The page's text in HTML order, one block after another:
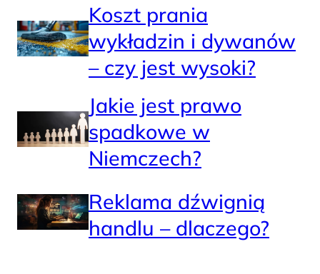
Koszt prania
wykładzin i dywanów
– czy jest wysoki?
Jakie jest prawo
spadkowe w
Niemczech?
Reklama dźwignią
handlu – dlaczego?